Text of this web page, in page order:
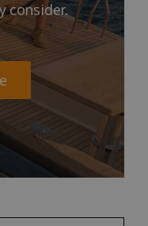
consider.